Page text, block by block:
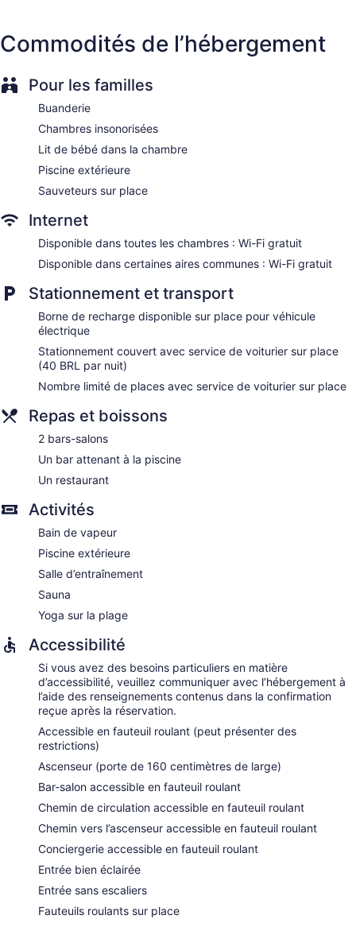
Computer for guest use
Smoking in designated areas
Bar by the pool
Dining venue
Windsor Oceanico possède 447 climatisées dotées de :
minibar et coffre-fort. Un téléviseur ACL de 42 po avec
toilette (gratuits) et séchoir à cheveux.
Les clients peuvent accéder à Internet gratuitement par une
connexion sans fil. Les commodités suivantes sont
offertes : un téléphone et un bureau. Commodités fournies
sur demande : fer et planche à repasser, changement des
demande). L'entretien ménager est assuré tous les jours.
Commodités de l’hébergement
Pour les familles
Buanderie
Chambres insonorisées
Lit de bébé dans la chambre
Piscine extérieure
Sauveteurs sur place
Internet
Disponible dans toutes les chambres : Wi-Fi gratuit
Disponible dans certaines aires communes : Wi-Fi gratuit
Stationnement et transport
Borne de recharge disponible sur place pour véhicule
électrique
Stationnement couvert avec service de voiturier sur place
(40 BRL par nuit)
Nombre limité de places avec service de voiturier sur place
Repas et boissons
2 bars-salons
Un bar attenant à la piscine
Un restaurant
Activités
Bain de vapeur
Piscine extérieure
Salle d’entraînement
Sauna
Yoga sur la plage
Accessibilité
Si vous avez des besoins particuliers en matière
d’accessibilité, veuillez communiquer avec l’hébergement à
l’aide des renseignements contenus dans la confirmation
reçue après la réservation.
Accessible en fauteuil roulant (peut présenter des
restrictions)
Ascenseur (porte de 160 centimètres de large)
Bar-salon accessible en fauteuil roulant
Chemin de circulation accessible en fauteuil roulant
Chemin vers l’ascenseur accessible en fauteuil roulant
Conciergerie accessible en fauteuil roulant
Entrée bien éclairée
Entrée sans escaliers
Fauteuils roulants sur place